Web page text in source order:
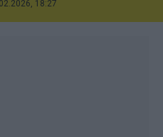
18:27